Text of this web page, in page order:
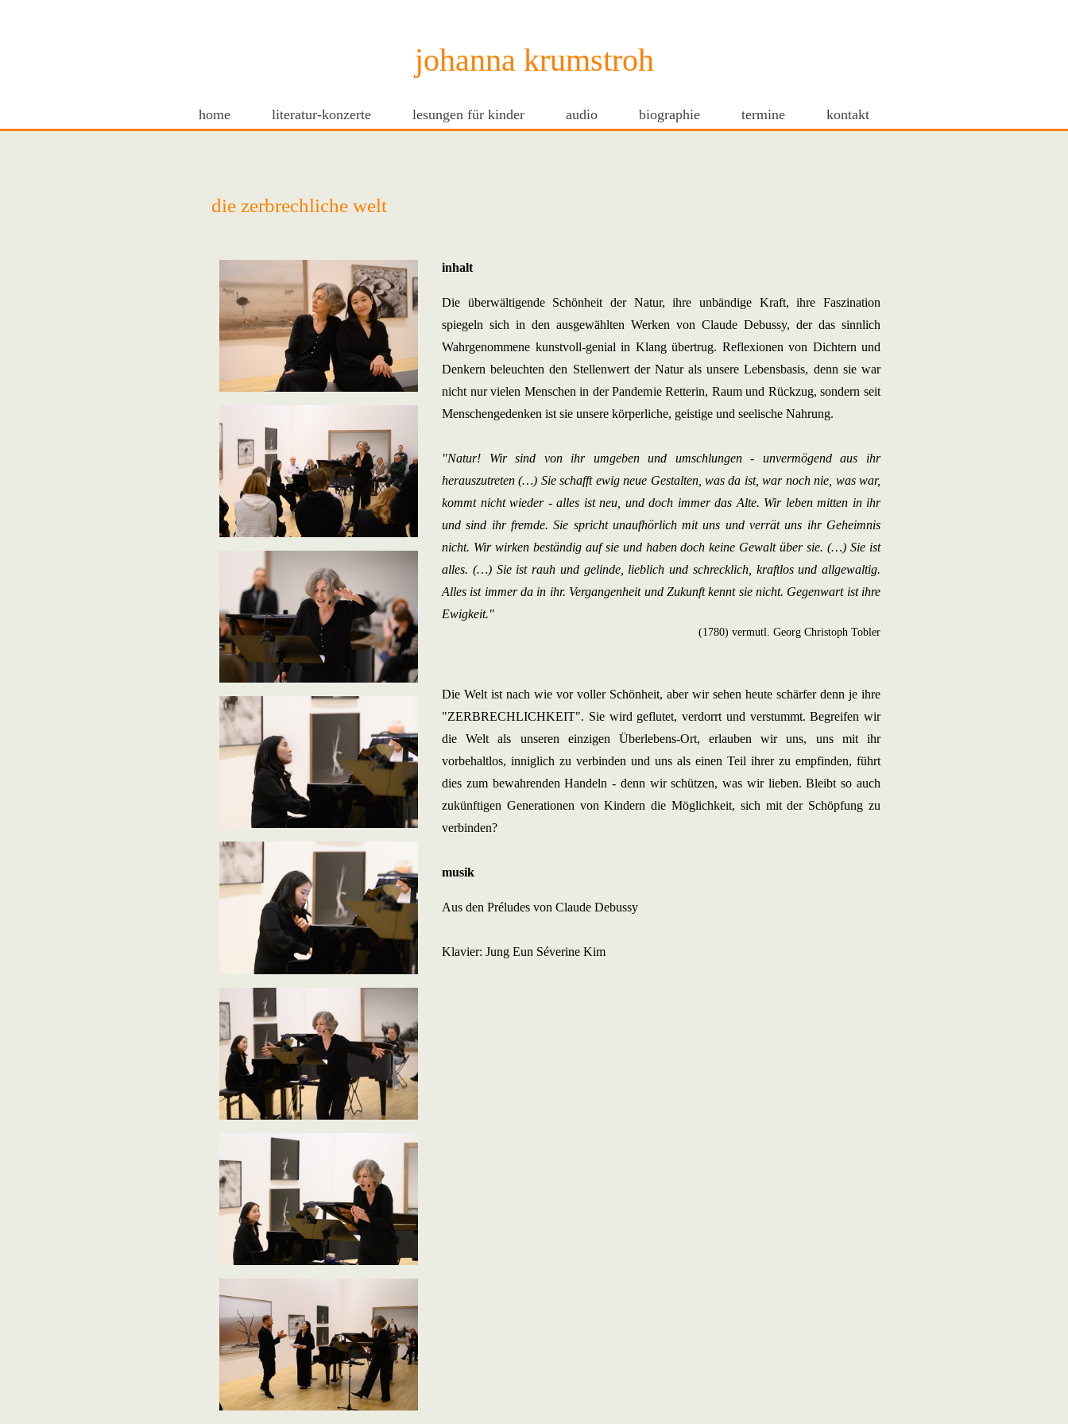
johanna krumstroh
home literatur-konzerte lesungen für kinder audio biographie termine kontakt
die zerbrechliche welt
inhalt
Die überwältigende Schönheit der Natur, ihre unbändige Kraft, ihre Faszination
spiegeln sich in den ausgewählten Werken von Claude Debussy, der das sinnlich
Wahrgenommene kunstvoll-genial in Klang übertrug. Reflexionen von Dichtern und
Denkern beleuchten den Stellenwert der Natur als unsere Lebensbasis, denn sie war
nicht nur vielen Menschen in der Pandemie Retterin, Raum und Rückzug, sondern seit
Menschengedenken ist sie unsere körperliche, geistige und seelische Nahrung.
"Natur! Wir sind von ihr umgeben und umschlungen - unvermögend aus ihr
herauszutreten (…) Sie schafft ewig neue Gestalten, was da ist, war noch nie, was war,
kommt nicht wieder - alles ist neu, und doch immer das Alte. Wir leben mitten in ihr
und sind ihr fremde. Sie spricht unaufhörlich mit uns und verrät uns ihr Geheimnis
nicht. Wir wirken beständig auf sie und haben doch keine Gewalt über sie. (…) Sie ist
alles. (…) Sie ist rauh und gelinde, lieblich und schrecklich, kraftlos und allgewaltig.
Alles ist immer da in ihr. Vergangenheit und Zukunft kennt sie nicht. Gegenwart ist ihre
Ewigkeit."
(1780) vermutl. Georg Christoph Tobler
Die Welt ist nach wie vor voller Schönheit, aber wir sehen heute schärfer denn je ihre
"ZERBRECHLICHKEIT". Sie wird geflutet, verdorrt und verstummt. Begreifen wir
die Welt als unseren einzigen Überlebens-Ort, erlauben wir uns, uns mit ihr
vorbehaltlos, inniglich zu verbinden und uns als einen Teil ihrer zu empfinden, führt
dies zum bewahrenden Handeln - denn wir schützen, was wir lieben. Bleibt so auch
zukünftigen Generationen von Kindern die Möglichkeit, sich mit der Schöpfung zu
verbinden?
musik
Aus den Préludes von Claude Debussy
Klavier: Jung Eun Séverine Kim